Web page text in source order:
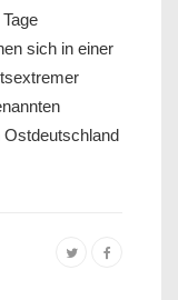
sich in einer
Ostdeutschland